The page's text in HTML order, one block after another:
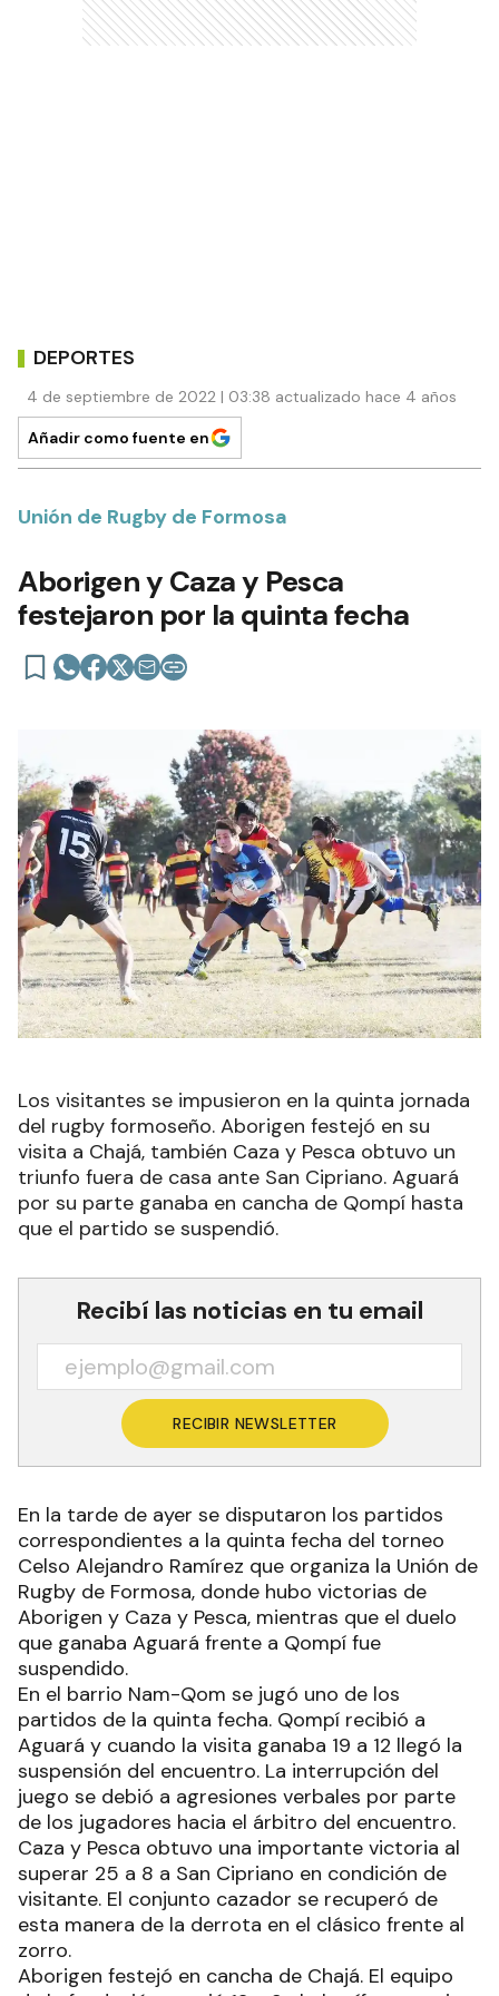
DEPORTES
4 de septiembre de 2022 | 03:38 actualizado hace 4 años
Añadir como fuente en
Unión de Rugby de Formosa
Aborigen y Caza y Pesca
festejaron por la quinta fecha
Los visitantes se impusieron en la quinta jornada
del rugby formoseño. Aborigen festejó en su
visita a Chajá, también Caza y Pesca obtuvo un
triunfo fuera de casa ante San Cipriano. Aguará
por su parte ganaba en cancha de Qompí hasta
que el partido se suspendió.
Recibí las noticias en tu email
RECIBIR NEWSLETTER
En la tarde de ayer se disputaron los partidos
correspondientes a la quinta fecha del torneo
Celso Alejandro Ramírez que organiza la Unión de
Rugby de Formosa, donde hubo victorias de
Aborigen y Caza y Pesca, mientras que el duelo
que ganaba Aguará frente a Qompí fue
suspendido.
En el barrio Nam-Qom se jugó uno de los
partidos de la quinta fecha. Qompí recibió a
Aguará y cuando la visita ganaba 19 a 12 llegó la
suspensión del encuentro. La interrupción del
juego se debió a agresiones verbales por parte
de los jugadores hacia el árbitro del encuentro.
Caza y Pesca obtuvo una importante victoria al
superar 25 a 8 a San Cipriano en condición de
visitante. El conjunto cazador se recuperó de
esta manera de la derrota en el clásico frente al
zorro.
Aborigen festejó en cancha de Chajá. El equipo